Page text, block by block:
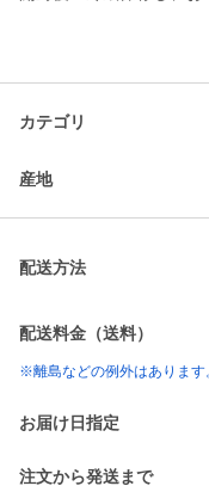
カテゴリ
産地
配送方法
配送料金（送料）
※離島などの例外はあります
お届け日指定
注文から発送まで